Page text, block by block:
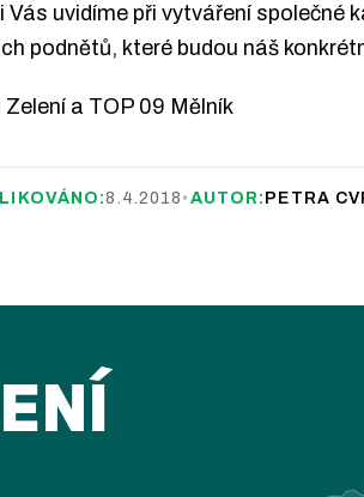
Vás uvidíme při vytváření společné
podnětů, které budou náš
Zelení a TOP 09 Mělník
8.4.2018 • AUTOR: PETRA